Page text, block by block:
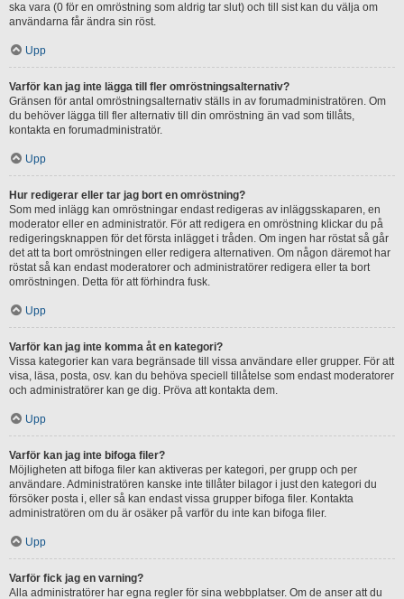
ska vara (0 för en omröstning som aldrig tar slut) och till sist kan du välja om
användarna får ändra sin röst.
Upp
Varför kan jag inte lägga till fler omröstningsalternativ?
Gränsen för antal omröstningsalternativ ställs in av forumadministratören. Om
du behöver lägga till fler alternativ till din omröstning än vad som tillåts,
kontakta en forumadministratör.
Upp
Hur redigerar eller tar jag bort en omröstning?
Som med inlägg kan omröstningar endast redigeras av inläggsskaparen, en
moderator eller en administratör. För att redigera en omröstning klickar du på
redigeringsknappen för det första inlägget i tråden. Om ingen har röstat så går
det att ta bort omröstningen eller redigera alternativen. Om någon däremot har
röstat så kan endast moderatorer och administratörer redigera eller ta bort
omröstningen. Detta för att förhindra fusk.
Upp
Varför kan jag inte komma åt en kategori?
Vissa kategorier kan vara begränsade till vissa användare eller grupper. För att
visa, läsa, posta, osv. kan du behöva speciell tillåtelse som endast moderatorer
och administratörer kan ge dig. Pröva att kontakta dem.
Upp
Varför kan jag inte bifoga filer?
Möjligheten att bifoga filer kan aktiveras per kategori, per grupp och per
användare. Administratören kanske inte tillåter bilagor i just den kategori du
försöker posta i, eller så kan endast vissa grupper bifoga filer. Kontakta
administratören om du är osäker på varför du inte kan bifoga filer.
Upp
Varför fick jag en varning?
Alla administratörer har egna regler för sina webbplatser. Om de anser att du